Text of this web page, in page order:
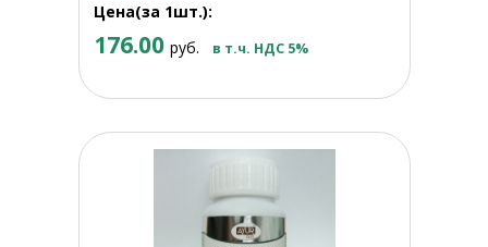
Цена(за 1шт.):
176.00 руб. в т.ч. НДС 5%